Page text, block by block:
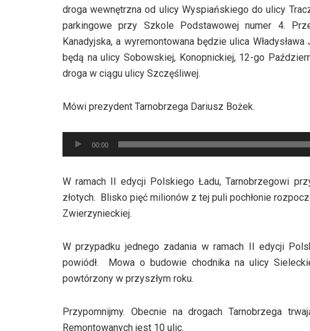
droga wewnętrzna od ulicy Wyspiańskiego do ulicy
parkingowe przy Szkole Podstawowej numer 4.
Kanadyjska, a wyremontowana będzie ulica
będą na ulicy Sobowskiej, Konopnickiej, 12-go
droga w ciągu ulicy Szczęśliwej.
Mówi prezydent Tarnobrzega Dariusz Bożek.
Odtwarzacz
plików
00:00
W ramach II edycji Polskiego Ładu, Tarnobrzegowi
złotych. Blisko pięć milionów z tej puli pochłonie
Zwierzynieckiej.
W przypadku jednego zadania w ramach II edycji
powiódł. Mowa o budowie chodnika na ulicy
powtórzony w przyszłym roku.
Przypomnijmy. Obecnie na drogach Tarnobrzega
Remontowanych jest 10 ulic.